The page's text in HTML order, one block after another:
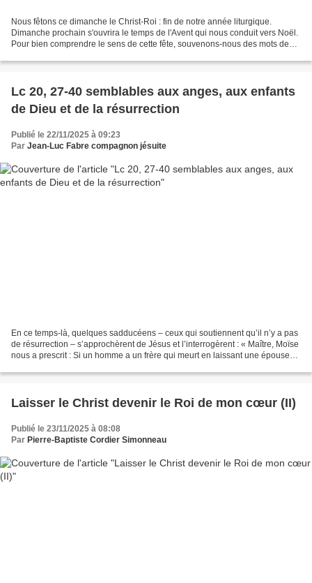
Nous fêtons ce dimanche le Christ-Roi : fin de notre année liturgique.
Dimanche prochain s'ouvrira le temps de l'Avent qui nous conduit vers Noël.
Pour bien comprendre le sens de cette fête, souvenons-nous des mots de
Lc 20, 27-40 semblables aux anges, aux enfants
de Dieu et de la résurrection
Publié le 22/11/2025 à 09:23
Par Jean-Luc Fabre compagnon jésuite
En ce temps-là, quelques sadducéens – ceux qui soutiennent qu’il n’y a pas
de résurrection – s’approchèrent de Jésus et l’interrogèrent : « Maître, Moïse
nous a prescrit : Si un homme a un frère qui meurt en laissant une épouse
Laisser le Christ devenir le Roi de mon cœur (II)
Publié le 23/11/2025 à 08:08
Par Pierre-Baptiste Cordier Simonneau